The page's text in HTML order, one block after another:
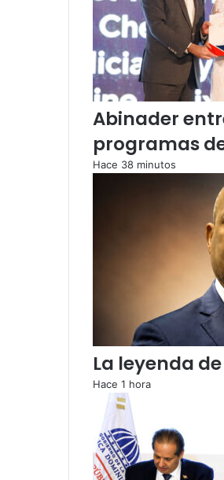
Abinader
programas
Hace 38 minutos
La leyenda
Hace 1 hora